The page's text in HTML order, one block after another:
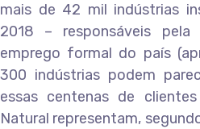
mais de 42 mil indústrias
2018 – responsáveis
emprego formal do país
300 indústrias podem
essas centenas de
Natural representam,